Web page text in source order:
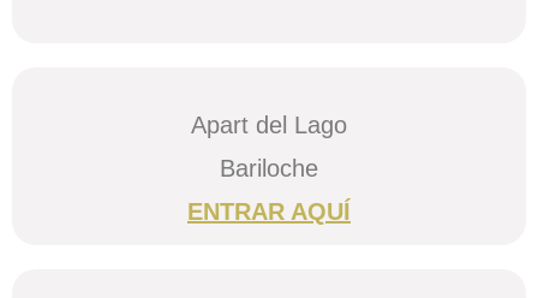
Apart del Lago
Bariloche
ENTRAR AQUÍ